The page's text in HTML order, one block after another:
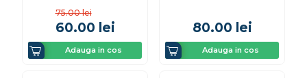
75.00 lei
60.00 lei
Adauga in cos
80.00 lei
Adauga in cos